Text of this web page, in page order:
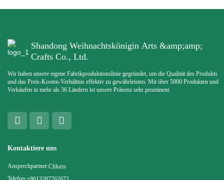
Shandong Weihnachtskönigin Arts &amp;amp;
Crafts Co., Ltd.
Wir haben unsere eigene Fabrikproduktionslinie gegründet, um die Qualität des Produkts
und das Preis-Kosten-Verhältnis effektiv zu gewährleisten. Mit über 5000 Produkten und
Verkäufen in mehr als 36 Ländern ist unsere Präsenz sehr prominent.
Kontaktiere uns
Ansprechpartner:Chloris
Telefon: